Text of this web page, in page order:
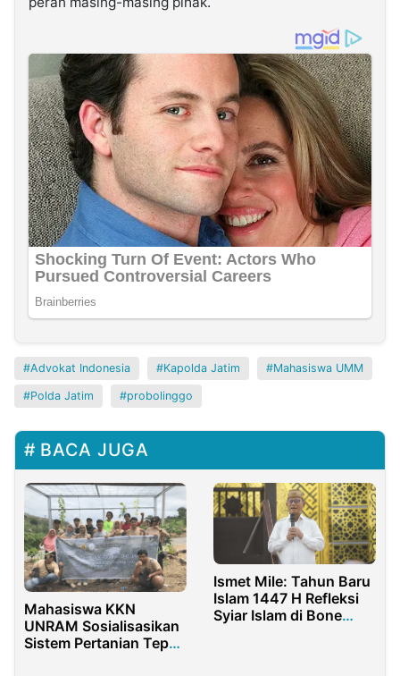
Advokat Indonesia Kapolda Jatim Mahasiswa UMM
Polda Jatim probolinggo
BACA JUGA
Mahasiswa KKN
UNRAM Sosialisasikan
Sistem Pertanian Tepat
Ismet Mile: Tahun Baru
Islam 1447 H Refleksi
Syiar Islam di Bone